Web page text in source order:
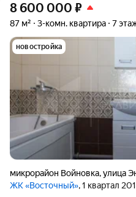
8 600 000 ₽
87 м² 3-комн. квартира 7
новостройка
микрорайон Войновка,улица
ЖК «Восточный», 1 квартал